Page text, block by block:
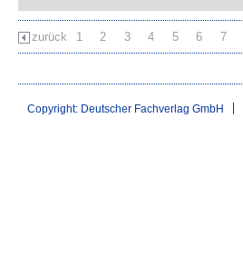
zurück 1 2 3 4 5 6 7
Copyright: Deutscher Fachverlag GmbH